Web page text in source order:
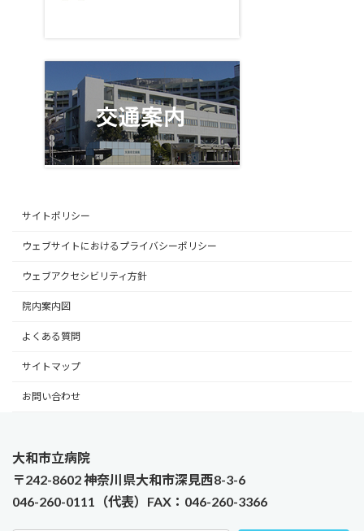
サイトポリシー
ウェブサイトにおけるプライバシーポリシー
ウェブアクセシビリティ方針
院内案内図
よくある質問
サイトマップ
お問い合わせ
大和市立病院
〒242-8602 神奈川県大和市深見西8-3-6
046-260-0111（代表）FAX：046-260-3366